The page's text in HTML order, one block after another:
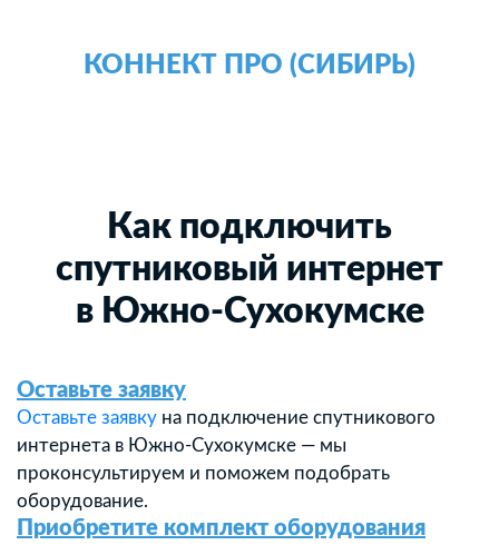
КОННЕКТ ПРО (СИБИРЬ)
Как подключить
спутниковый интернет
в Южно-Сухокумске
Оставьте заявку
Оставьте заявку на подключение спутникового
интернета в Южно-Сухокумске — мы
проконсультируем и поможем подобрать
оборудование.
Приобретите комплект оборудования